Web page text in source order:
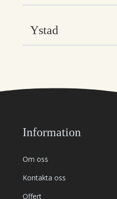
Ystad
Information
Om oss
Kontakta oss
Offert